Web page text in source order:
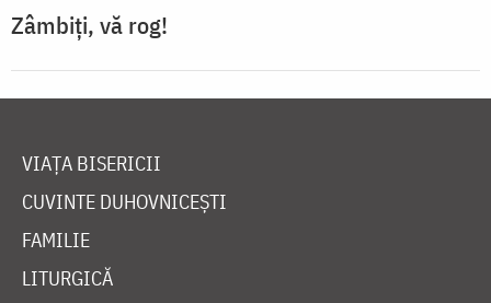
Zâmbiți, vă rog!
VIAȚA BISERICII
CUVINTE DUHOVNICEȘTI
FAMILIE
LITURGICĂ